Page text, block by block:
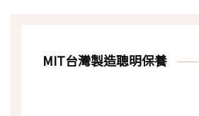
MIT台灣製造聰明保養